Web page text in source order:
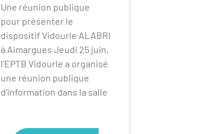
Une réunion publique
pour présenter le
dispositif Vidourle ALABRI
à Aimargues Jeudi 25 juin,
l’EPTB Vidourle a organisé
une réunion publique
d’information dans la salle